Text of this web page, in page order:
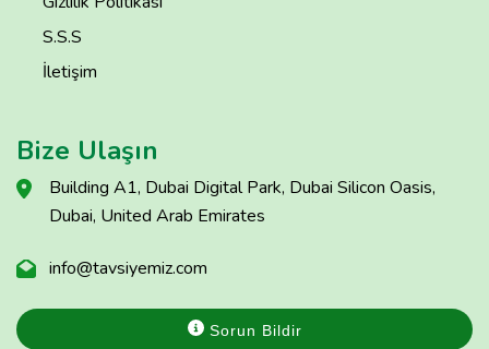
S.S.S
İletişim
Bize Ulaşın
Building A1, Dubai Digital Park, Dubai Silicon Oasis,
Dubai, United Arab Emirates
info@tavsiyemiz.com
Sorun Bildir